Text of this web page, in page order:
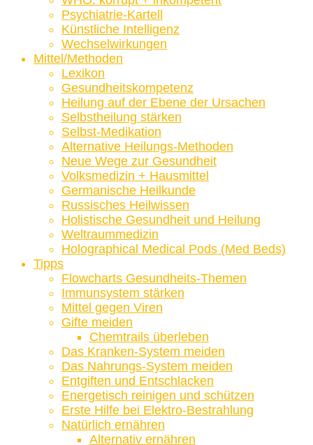
Psychiatrie-Kartell
Künstliche Intelligenz
Wechselwirkungen
Mittel/Methoden
Lexikon
Gesundheitskompetenz
Heilung auf der Ebene der Ursachen
Selbstheilung stärken
Selbst-Medikation
Alternative Heilungs-Methoden
Neue Wege zur Gesundheit
Volksmedizin + Hausmittel
Germanische Heilkunde
Russisches Heilwissen
Holistische Gesundheit und Heilung
Weltraummedizin
Holographical Medical Pods (Med Beds)
Tipps
Flowcharts Gesundheits-Themen
Immunsystem stärken
Mittel gegen Viren
Gifte meiden
Chemtrails überleben
Das Kranken-System meiden
Das Nahrungs-System meiden
Entgiften und Entschlacken
Energetisch reinigen und schützen
Erste Hilfe bei Elektro-Bestrahlung
Natürlich ernähren
Alternativ ernähren